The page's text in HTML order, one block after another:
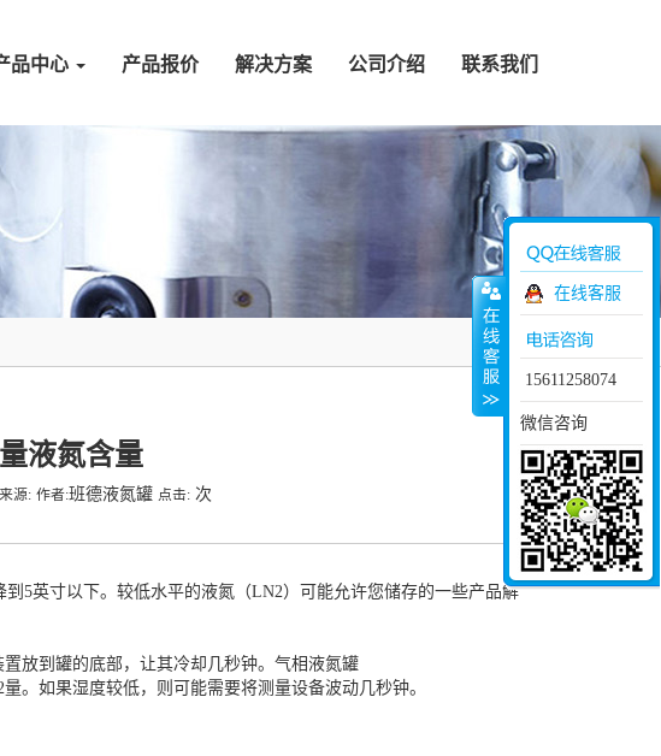
品中心 产品报价 解决方案 公司介绍 联系我们
液氮含量
来源: 作者:班德液氮罐 点击: 次
5英寸以下。较低水平的液氮（LN2）可能允许您储存的一些产品解
放到罐的底部，让其冷却几秒钟。 气相液氮罐
。如果湿度较低，则可能需要将测量设备波动几秒钟。
在线客服
15611258074
微信咨询